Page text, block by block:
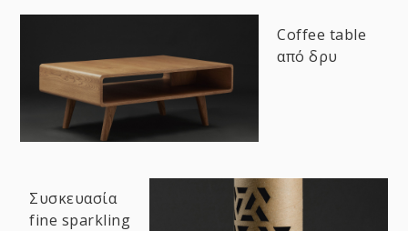
Coffee table
από δρυ
Συσκευασία
fine sparkling